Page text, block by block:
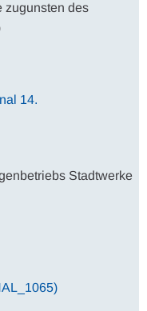
zugunsten des
14.
Stadtwerke